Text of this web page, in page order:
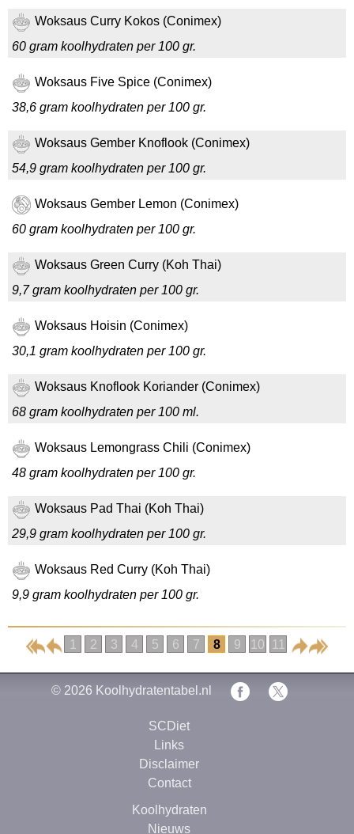
Woksaus Curry Kokos (Conimex)
60 gram koolhydraten per 100 gr.
Woksaus Five Spice (Conimex)
38,6 gram koolhydraten per 100 gr.
Woksaus Gember Knoflook (Conimex)
54,9 gram koolhydraten per 100 gr.
Woksaus Gember Lemon (Conimex)
60 gram koolhydraten per 100 gr.
Woksaus Green Curry (Koh Thai)
9,7 gram koolhydraten per 100 gr.
Woksaus Hoisin (Conimex)
30,1 gram koolhydraten per 100 gr.
Woksaus Knoflook Koriander (Conimex)
68 gram koolhydraten per 100 ml.
Woksaus Lemongrass Chili (Conimex)
48 gram koolhydraten per 100 gr.
Woksaus Pad Thai (Koh Thai)
29,9 gram koolhydraten per 100 gr.
Woksaus Red Curry (Koh Thai)
9,9 gram koolhydraten per 100 gr.
1 2 3 4 5 6 7 8 9 10 11
© 2026 Koolhydratentabel.nl
SCDiet
Links
Disclaimer
Contact
Koolhydraten
Nieuws